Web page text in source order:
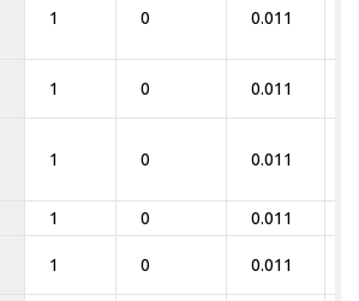
1 0 0.011
1 0 0.011
1 0 0.011
1 0 0.011
1 0 0.011